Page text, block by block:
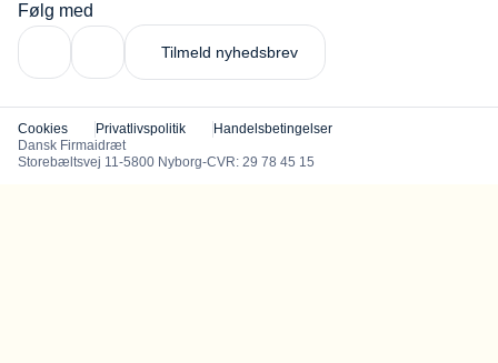
Følg med
Tilmeld nyhedsbrev
Dansk Firmaidræt
Storebæltsvej 11 5800 Nyborg CVR: 29 78 45 15
Cookies Privatlivspolitik Handelsbetingelser